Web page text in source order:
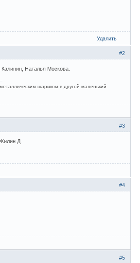
Удалить
#2
Наталья Москова.
шариком в другой маленький
#3
Д.
#4
#5